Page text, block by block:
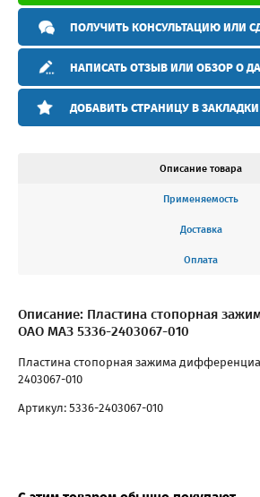
ПОЛУЧИТЬ КОНСУЛЬТАЦИЮ ИЛИ
НАПИСАТЬ ОТЗЫВ ИЛИ ОБЗОР О
ДОБАВИТЬ СТРАНИЦУ В
Описание товара
Применяемость
Доставка
Оплата
Описание: Пластина стопорная
ОАО МАЗ 5336-2403067-010
Пластина стопорная зажима
2403067-010
Артикул: 5336-2403067-010